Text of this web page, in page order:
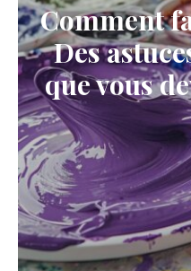
Comment
Des
que vous